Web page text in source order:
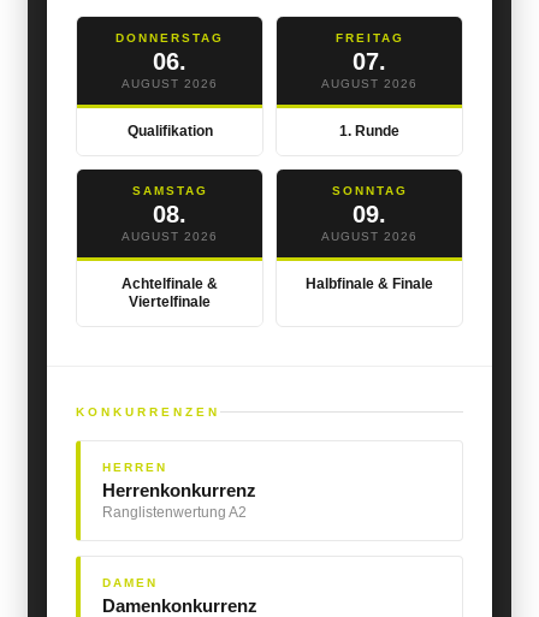
DONNERSTAG
06.
AUGUST 2026
Qualifikation
FREITAG
07.
AUGUST 2026
1. Runde
SAMSTAG
08.
AUGUST 2026
Achtelfinale &
Viertelfinale
SONNTAG
09.
AUGUST 2026
Halbfinale & Finale
KONKURRENZEN
HERREN
Herrenkonkurrenz
Ranglistenwertung A2
DAMEN
Damenkonkurrenz